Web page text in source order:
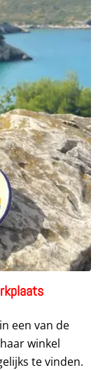
een van de
winkel
te vinden.